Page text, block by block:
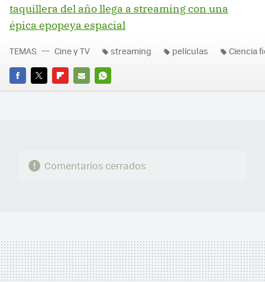
taquillera del año llega a streaming con una
épica epopeya espacial
FACEBOOK
TWITTERFLIPBOARD
E-
WHATSAPP
TEMAS Cine y TV streaming películas Ciencia
Comentarios cerrados